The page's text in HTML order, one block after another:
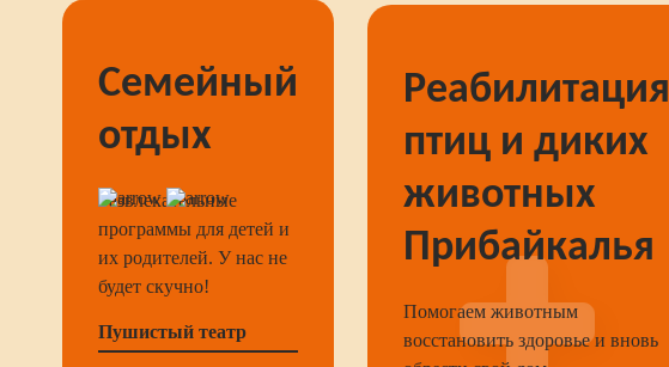
Семейный
отдых
Развлекательные
программы для детей и
их родителей. У нас не
будет скучно!
Пушистый театр
Реабилитация
птиц и диких
животных
Прибайкалья
Помогаем животным
восстановить здоровье и вновь